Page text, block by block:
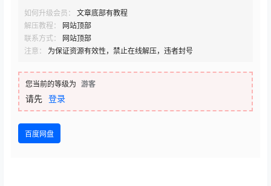
如何升级会员：
文章底部有教程
解压教程：
网站顶部
联系方式：
网站顶部
注意：
为保证资源有效性，禁止在线解压，违者封号
您当前的等级为 游客
请先 登录
百度网盘